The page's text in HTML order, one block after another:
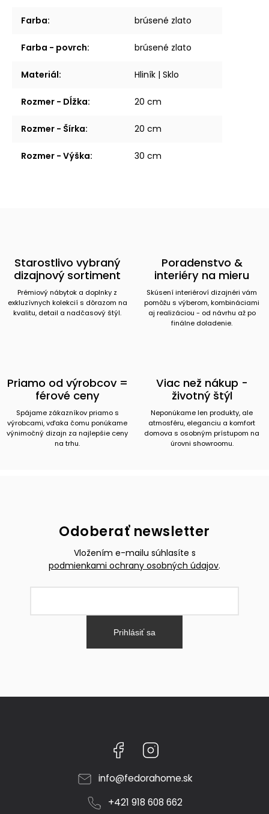
Farba: brúsené zlato
Farba - povrch: brúsené zlato
Materiál: Hliník | Sklo
Rozmer - Dĺžka: 20 cm
Rozmer - Šírka: 20 cm
Rozmer - Výška: 30 cm
Starostlivo vybraný
dizajnový sortiment
Prémiový nábytok a doplnky z
exkluzívnych kolekcií s dôrazom na
kvalitu, detail a nadčasový štýl.
Poradenstvo &
interiéry na mieru
Skúsení interiéroví dizajnéri vám
pomôžu s výberom, kombináciami
aj realizáciou - od návrhu až po
finálne doladenie.
Priamo od výrobcov =
férové ceny
Spájame zákazníkov priamo s
výrobcami, vďaka čomu ponúkame
výnimočný dizajn za najlepšie ceny
na trhu.
Viac než nákup -
životný štýl
Neponúkame len produkty, ale
atmosféru, eleganciu a komfort
domova s osobným prístupom na
úrovni showroomu.
Odoberať newsletter
Vložením e-mailu súhlasíte s
podmienkami ochrany osobných údajov.
Prihlásiť sa
Facebook
info@fedorahome.sk
+421 918 608 662